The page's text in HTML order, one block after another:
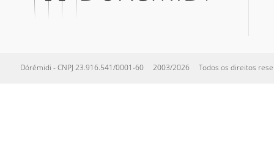
Dórémidi - CNPJ 23.916.541/0001-60 2003/2026 Todos os direitos